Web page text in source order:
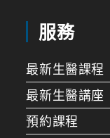
服務
最新生醫課程
最新生醫講座
預約課程